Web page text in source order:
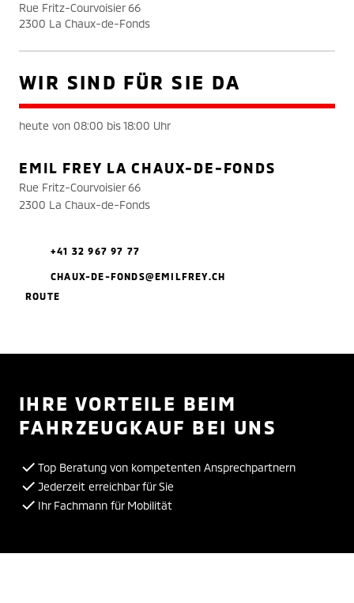
Rue Fritz-Courvoisier 66
2300 La Chaux-de-Fonds
WIR SIND FÜR SIE DA
heute von 08:00 bis 18:00 Uhr
EMIL FREY LA CHAUX-DE-FONDS
Rue Fritz-Courvoisier 66
2300 La Chaux-de-Fonds
+41 32 967 97 77
CHAUX-DE-FONDS@EMILFREY.CH
ROUTE
IHRE VORTEILE BEIM
FAHRZEUGKAUF BEI UNS
Top Beratung von kompetenten Ansprechpartnern
Jederzeit erreichbar für Sie
Ihr Fachmann für Mobilität